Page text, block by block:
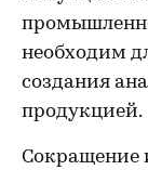
необходим
создания
продукцией.
Сокращение